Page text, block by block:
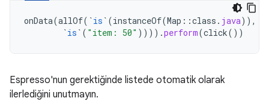
onData(allOf( `is ` (instanceOf(Map ::class . java)),
`is ` ( "item: 50" )))).perform(click())
Espresso'nun gerektiğinde listede otomatik olarak
ilerlediğini unutmayın.